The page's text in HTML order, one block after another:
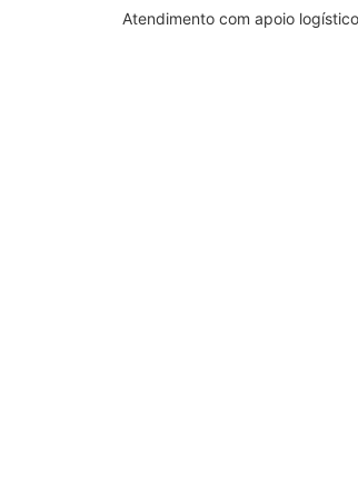
Atendimento com apoio